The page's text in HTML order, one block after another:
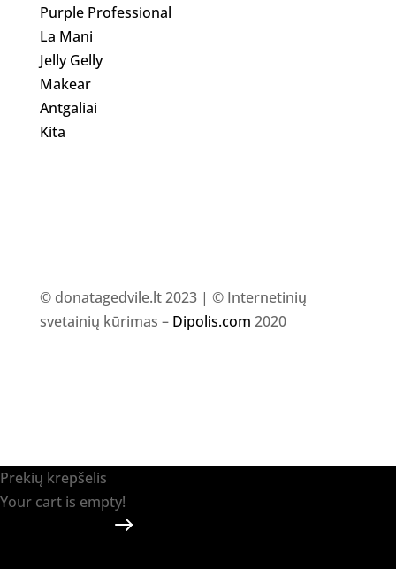
Purple Professional
La Mani
Jelly Gelly
Makear
Antgaliai
Kita
© donatagedvile.lt 2023 | © Internetinių
svetainių kūrimas – Dipolis.com 2020
Prekių krepšelis
Your cart is empty!